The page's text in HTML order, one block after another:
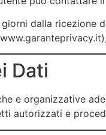
dalla ricezione
Dati
e organizzative
autorizzati e